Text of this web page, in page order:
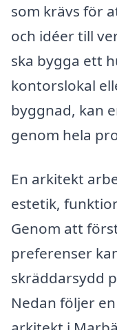
som krävs för
och idéer till
ska bygga ett
kontorslokal
byggnad, kan
genom hela
En arkitekt
estetik,
Genom att
preferenser
skräddarsydd
Nedan följer